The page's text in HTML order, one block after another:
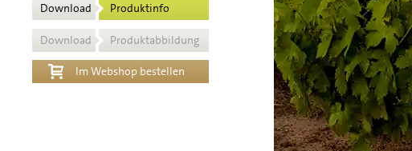
Download Produktinfo
Download Produktabbildung
Im Webshop bestellen